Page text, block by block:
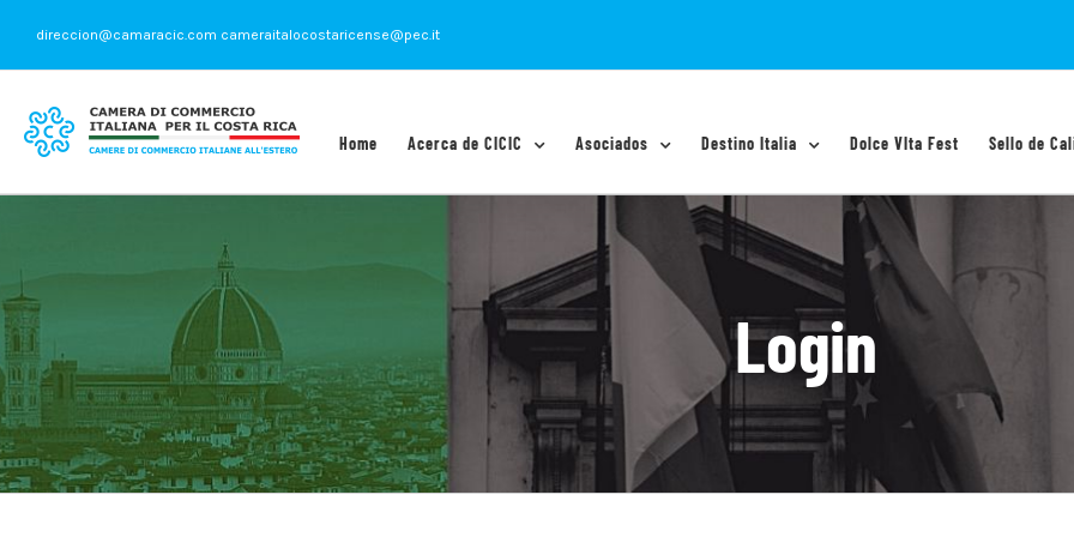
contenido
direccion@camaracic.com cameraitalocostaricense@pec.it
Home Acerca de CICIC Asociados Destino Italia Dolce VIta Fest Sello de
Login